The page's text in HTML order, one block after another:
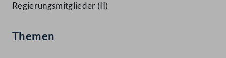
Regierungsmitglieder (II)
Themen